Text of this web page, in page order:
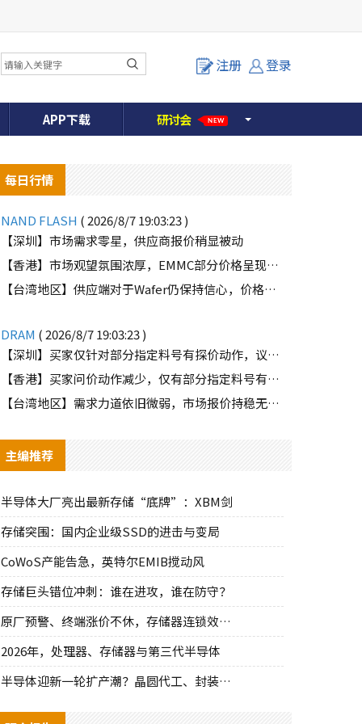
注册 登录
APP下载 研讨会 NEW
每日行情
NAND FLASH ( 2026/8/7 19:03:23 )
【深圳】市场需求零星，供应商报价稍显被动
【香港】市场观望氛围浓厚，EMMC部分价格呈现下滑趋势
【台湾地区】供应端对于Wafer仍保持信心，价格微幅上扬且惜售态度不变
DRAM ( 2026/8/7 19:03:23 )
【深圳】买家仅针对部分指定料号有探价动作，议价动作有所减少
【香港】买家问价动作减少，仅有部分指定料号有零星询单动作
【台湾地区】需求力道依旧微弱，市场报价持稳无明显波动
主编推荐
半导体大厂亮出最新存储“底牌”：XBM剑
存储突围：国内企业级SSD的进击与变局
CoWoS产能告急，英特尔EMIB搅动风
存储巨头错位冲刺：谁在进攻，谁在防守？
原厂预警、终端涨价不休，存储器连锁效应持
2026年，处理器、存储器与第三代半导体
半导体迎新一轮扩产潮？晶圆代工、封装、光